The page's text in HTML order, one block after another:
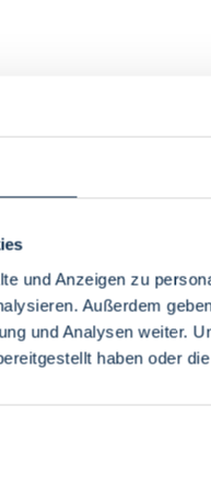
und Anzeigen zu
Außerdem
und Analysen weiter.
haben oder